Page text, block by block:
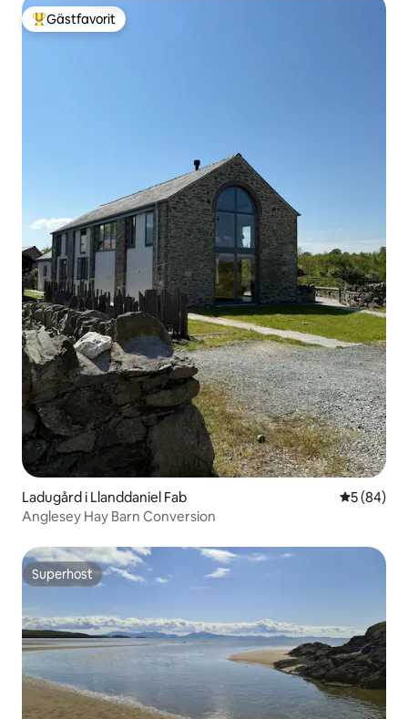
Populär gästfavorit
Gästfavorit
Ladugård i Llanddaniel Fab 5 av 5 i
5 (84)
Anglesey Hay Barn Conversion
Superhost
Superhost